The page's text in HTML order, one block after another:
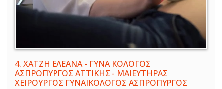
4. ΧΑΤΖΗ ΕΛΕΑΝΑ - ΓΥΝΑΙΚΟΛΟΓΟΣ
ΑΣΠΡΟΠΥΡΓΟΣ ΑΤΤΙΚΗΣ - ΜΑΙΕΥΤΗΡΑΣ
ΧΕΙΡΟΥΡΓΟΣ ΓΥΝΑΙΚΟΛΟΓΟΣ ΑΣΠΡΟΠΥΡΓΟΣ